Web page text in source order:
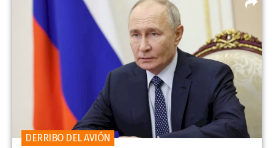
DERRIBO DEL AVIÓN